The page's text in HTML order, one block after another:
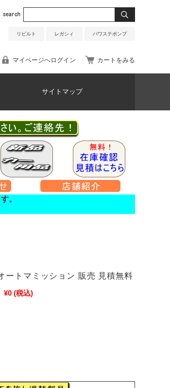
リビルト レガシィ パワステポンプ
マイページへログイン カートをみる
サイトマップ
。
ートマミッション 販売 見積無料
¥0 (税込)